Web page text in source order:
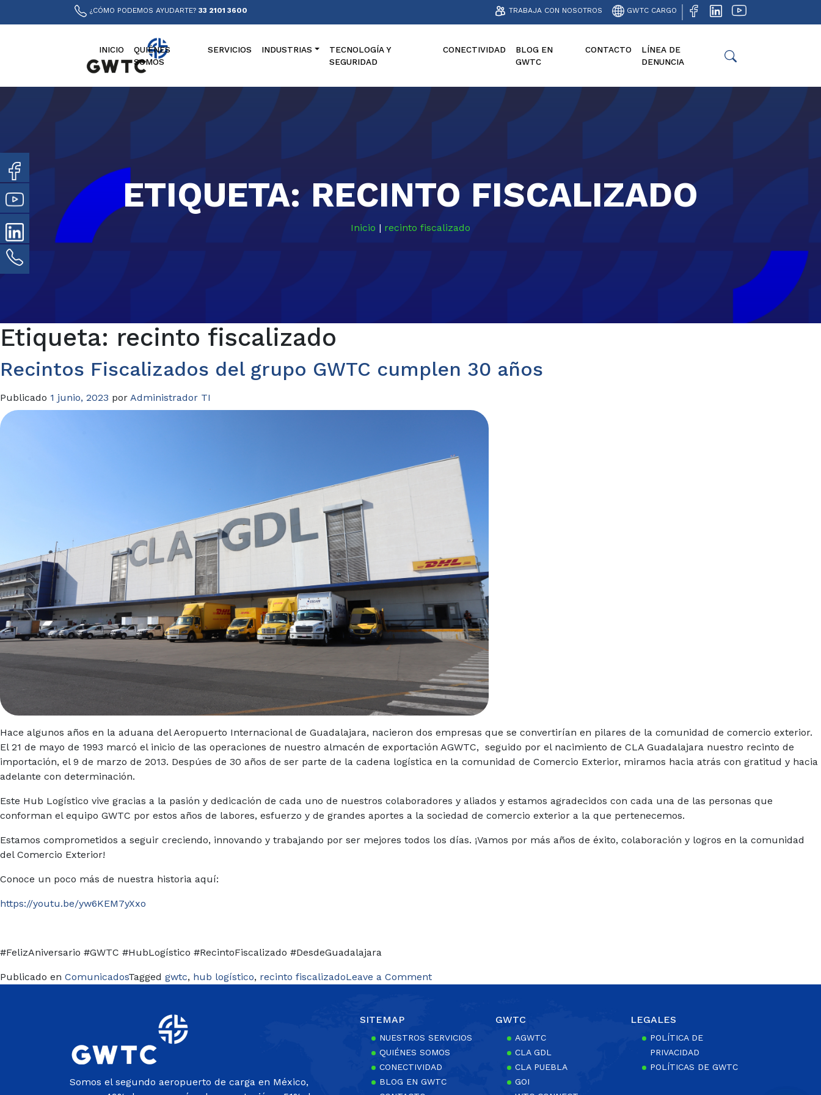
¿CÓMO PODEMOS AYUDARTE? 33 2101 3600 TRABAJA CON NOSOTROS GWTC CARGO
INICIO
QUIÉNES
SOMOS
SERVICIOS INDUSTRIAS
TECNOLOGÍA Y
SEGURIDAD
CONECTIVIDAD
BLOG EN
GWTC
CONTACTO
LÍNEA DE
DENUNCIA
ETIQUETA: RECINTO FISCALIZADO
Inicio | recinto fiscalizado
Etiqueta: recinto fiscalizado
Recintos Fiscalizados del grupo GWTC cumplen 30 años
Publicado 1 junio, 2023 por Administrador TI
Hace algunos años en la aduana del Aeropuerto Internacional de Guadalajara, nacieron dos empresas que se convertirían en pilares de la comunidad de comercio exterior.
El 21 de mayo de 1993 marcó el inicio de las operaciones de nuestro almacén de exportación AGWTC, seguido por el nacimiento de CLA Guadalajara nuestro recinto de
importación, el 9 de marzo de 2013. Despúes de 30 años de ser parte de la cadena logística en la comunidad de Comercio Exterior, miramos hacia atrás con gratitud y hacia
adelante con determinación.
Este Hub Logístico vive gracias a la pasión y dedicación de cada uno de nuestros colaboradores y aliados y estamos agradecidos con cada una de las personas que
conforman el equipo GWTC por estos años de labores, esfuerzo y de grandes aportes a la sociedad de comercio exterior a la que pertenecemos.
Estamos comprometidos a seguir creciendo, innovando y trabajando por ser mejores todos los días. ¡Vamos por más años de éxito, colaboración y logros en la comunidad
del Comercio Exterior!
Conoce un poco más de nuestra historia aquí:
https://youtu.be/yw6KEM7yXxo
#FelizAniversario #GWTC #HubLogístico #RecintoFiscalizado #DesdeGuadalajara
Publicado en ComunicadosTagged gwtc, hub logístico, recinto fiscalizadoLeave a Commenton
grupo
GWTC
cumplen
30
Somos el segundo aeropuerto de carga en México,
SITEMAP
NUESTROS SERVICIOS
QUIÉNES SOMOS
CONECTIVIDAD
BLOG EN GWTC
GWTC
AGWTC
CLA GDL
CLA PUEBLA
GOI
LEGALES
POLÍTICA DE
PRIVACIDAD
POLÍTICAS DE GWTC